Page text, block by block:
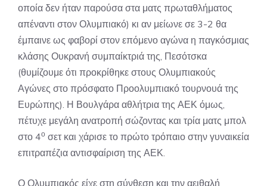
οποία δεν ήταν παρούσα στα ματς πρωταθλήματος
απέναντι στον Ολυμπιακό) κι αν μείωνε σε 3-2 θα
έμπαινε ως φαβορί στον επόμενο αγώνα η παγκόσμιας
κλάσης Ουκρανή συμπαίκτριά της, Πεσότσκα
(θυμίζουμε ότι προκρίθηκε στους Ολυμπιακούς
Αγώνες στο πρόσφατο Προολυμπιακό τουρνουά της
Ευρώπης). Η Βουλγάρα αθλήτρια της ΑΕΚ όμως,
πέτυχε μεγάλη ανατροπή σώζοντας και τρία ματς μπολ
στο 4ο σετ και χάρισε το πρώτο τρόπαιο στην γυναικεία
επιτραπέζια αντισφαίριση της ΑΕΚ.
Ο Ολυμπιακός είχε στη σύνθεση και την αειθαλή